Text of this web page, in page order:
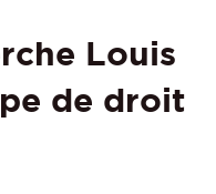
Louis
de droit